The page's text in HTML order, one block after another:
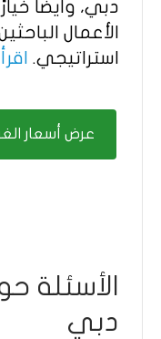
دبي، وأيضًا
الأعمال
استراتيجي.
عرض أسعار
دبي